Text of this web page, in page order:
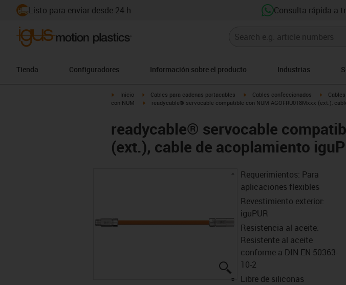
Listo para enviar desde 24 h Consulta rápida a
Tienda Configuradores Información sobre el producto Industrias
igus-icon-arrow-right
Inicio igus-icon-arrow-right
Cables para cadenas portacables igus-icon-arrow-right
Cables confeccionados igus-
con NUM
igus-icon-arrow-right
readycable® servocable compatible con NUM AGOFRU018Mxxx (ext.),
readycable® servocable
(ext.), cable de acoplamiento
igus-icon-lupe
Requerimientos: Para
aplicaciones flexibles
Revestimiento exterior:
iguPUR
Resistencia al aceite:
Resistente al aceite
conforme a DIN EN 50363-
10-2
Libre de siliconas